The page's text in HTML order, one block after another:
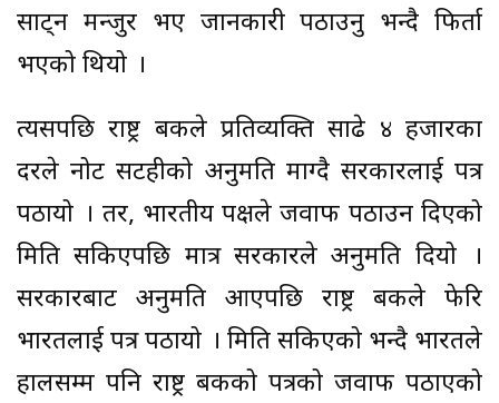
साट्न मन्जुर भए जानकारी पठाउनु भन्दै फिर्ता
भएको थियो ।
त्यसपछि राष्ट्र बैंकले प्रतिव्यक्ति साढे ४ हजारका
दरले नोट सटहीको अनुमति माग्दै सरकारलाई पत्र
पठायो । तर, भारतीय पक्षले जवाफ पठाउन दिएको
मिति सकिएपछि मात्र सरकारले अनुमति दियो ।
सरकारबाट अनुमति आएपछि राष्ट्र बैंकले फेरि
भारतलाई पत्र पठायो । मिति सकिएको भन्दै भारतले
हालसम्म पनि राष्ट्र बैंकको पत्रको जवाफ पठाएको